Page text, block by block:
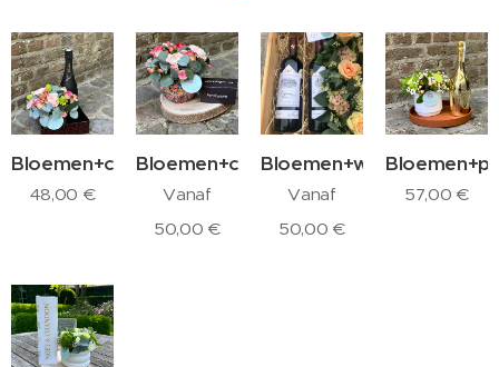
Bloemen+cava
48,00 €
Bloemen+chocolade
Vanaf
50,00 €
Bloemen+wijn
Vanaf
50,00 €
57,00 €